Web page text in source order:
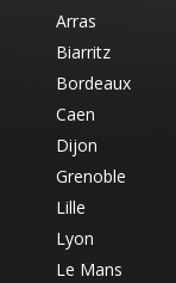
Arras
Biarritz
Bordeaux
Caen
Dijon
Grenoble
Lille
Lyon
Le Mans